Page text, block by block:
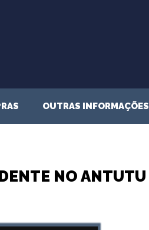
OUTRAS INFORMAÇÕES
NO ANTUTU